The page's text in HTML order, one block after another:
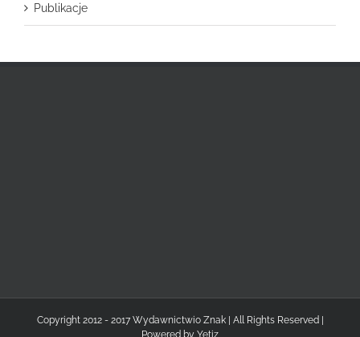
Publikacje
Copyright 2012 - 2017 Wydawnictwio Znak | All Rights Reserved |
Powered by Yetiz